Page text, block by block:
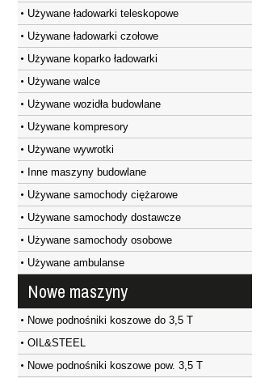
Używane ładowarki teleskopowe
Używane ładowarki czołowe
Używane koparko ładowarki
Używane walce
Używane wozidła budowlane
Używane kompresory
Używane wywrotki
Inne maszyny budowlane
Używane samochody ciężarowe
Używane samochody dostawcze
Używane samochody osobowe
Używane ambulanse
Nowe maszyny
Nowe podnośniki koszowe do 3,5 T
OIL&STEEL
Nowe podnośniki koszowe pow. 3,5 T